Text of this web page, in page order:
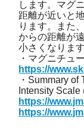
します。マグ
距離が近いと
ります。また
からの距離が
小さくなります
・マグニチュ
https://
・Summary
Intensity Scale
https://
https://